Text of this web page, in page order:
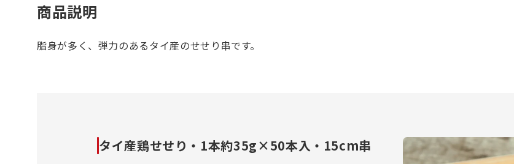
商品説明
脂身が多く、弾力のあるタイ産のせせり串です。
タイ産鶏せせり・1本約35g×50本入・15cm串